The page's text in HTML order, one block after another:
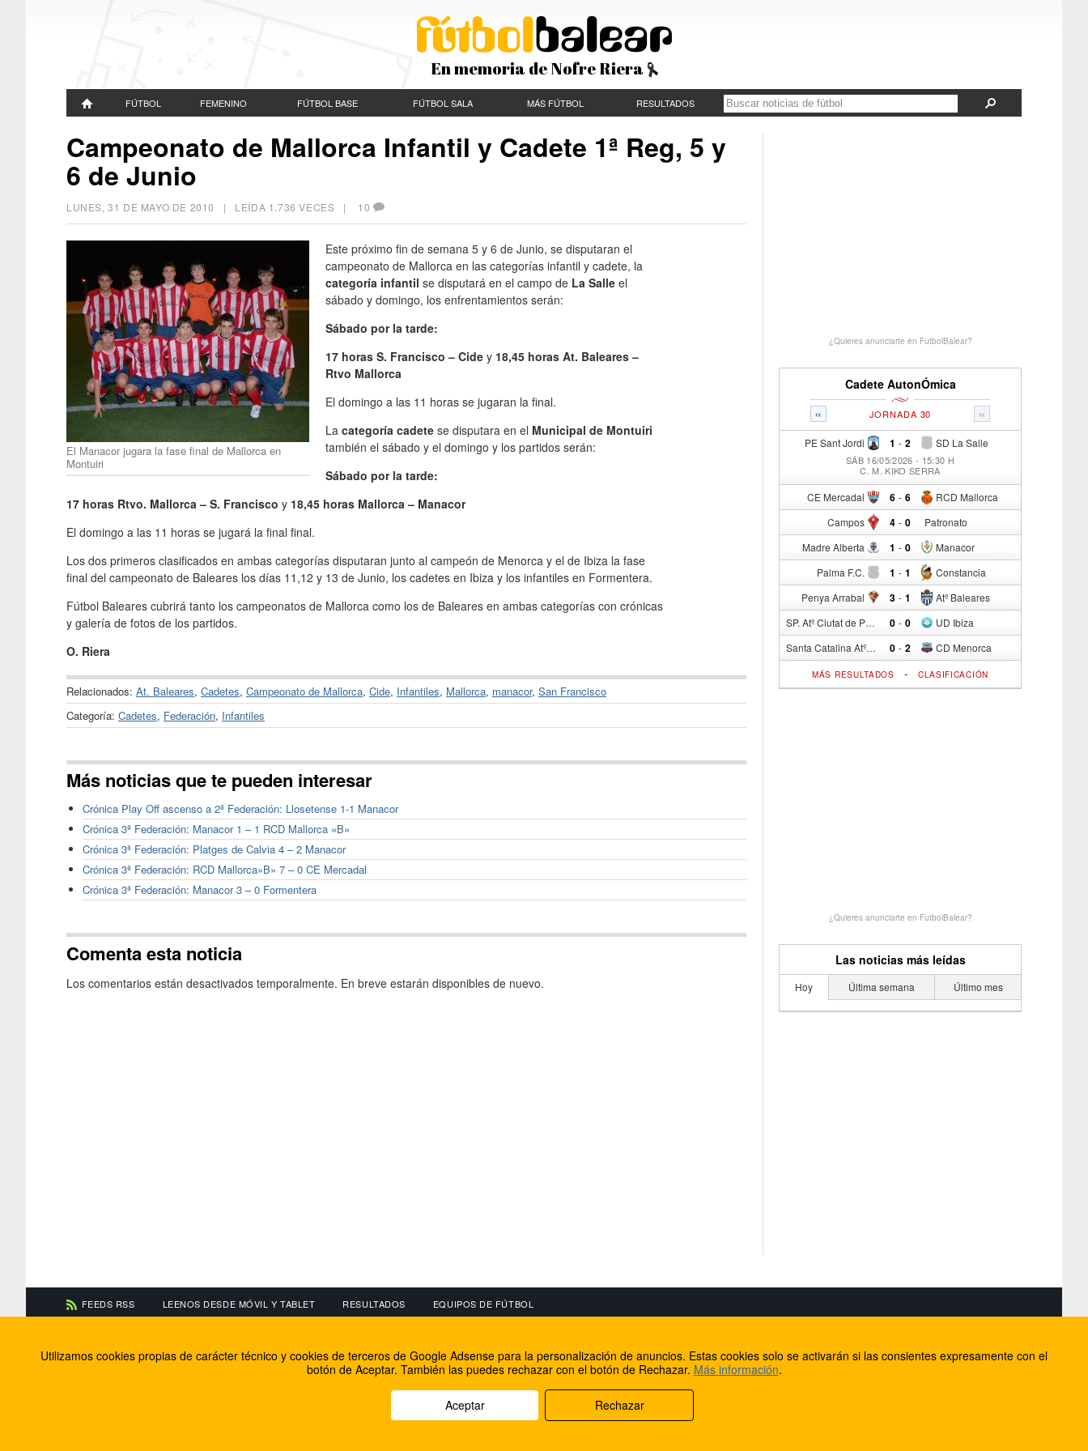
En memoria de Nofre Riera
FÚTBOL FEMENINO FÚTBOL BASE FÚTBOL SALA MÁS FÚTBOL RESULTADOS
Campeonato de Mallorca Infantil y Cadete 1ª Reg, 5 y
6 de Junio
LUNES, 31 DE MAYO DE 2010 | LEÍDA 1.736 VECES | 10
El Manacor jugara la fase final de Mallorca en
Montuiri
Este próximo fin de semana 5 y 6 de Junio, se disputaran el
campeonato de Mallorca en las categorías infantil y cadete, la
categoría infantil se disputará en el campo de La Salle el
sábado y domingo, los enfrentamientos serán:
Sábado por la tarde:
17 horas S. Francisco – Cide y 18,45 horas At. Baleares –
Rtvo Mallorca
El domingo a las 11 horas se jugaran la final.
La categoría cadete se disputara en el Municipal de Montuiri
también el sábado y el domingo y los partidos serán:
Sábado por la tarde:
17 horas Rtvo. Mallorca – S. Francisco y 18,45 horas Mallorca – Manacor
El domingo a las 11 horas se jugará la final final.
Los dos primeros clasificados en ambas categorías disputaran junto al campeón de Menorca y el de Ibiza la fase
final del campeonato de Baleares los días 11,12 y 13 de Junio, los cadetes en Ibiza y los infantiles en Formentera.
Fútbol Baleares cubrirá tanto los campeonatos de Mallorca como los de Baleares en ambas categorías con crónicas
y galería de fotos de los partidos.
O. Riera
Relacionados: At. Baleares, Cadetes, Campeonato de Mallorca, Cide, Infantiles, Mallorca, manacor, San Francisco
Categoría: Cadetes, Federación, Infantiles
Más noticias que te pueden interesar
Crónica Play Off ascenso a 2ª Federación: Llosetense 1-1 Manacor
Crónica 3ª Federación: Manacor 1 – 1 RCD Mallorca «B»
Crónica 3ª Federación: Platges de Calvia 4 – 2 Manacor
Crónica 3ª Federación: RCD Mallorca»B» 7 – 0 CE Mercadal
Crónica 3ª Federación: Manacor 3 – 0 Formentera
Comenta esta noticia
Los comentarios están desactivados temporalmente. En breve estarán disponibles de nuevo.
¿Quieres anunciarte en FutbolBalear?
Cadete AutonÓmica
« »
JORNADA 30
PE Sant Jordi 1 - SD La Salle
2
SÁB 16/05/2026 - 15:30 H
C. M. KIKO SERRA
CE Mercadal 6 - RCD Mallorca
6
Campos 4 - Patronato
0
Madre Alberta 1 - Manacor
0
Palma F.C. 1 - Constancia
1
Penya Arrabal 3 - Atº Baleares
1
SP. Atº Ciutat de Palma 0 - UD Ibiza
0
Santa Catalina Atº 0 - CD Menorca
2
MÁS RESULTADOS - CLASIFICACIÓN
¿Quieres anunciarte en FutbolBalear?
Las noticias más leídas
Hoy Última semana Último mes
FEEDS RSS LEENOS DESDE MÓVIL Y TABLET RESULTADOS EQUIPOS DE FÚTBOL
Información de contacto
El equipo de FútbolBalear
Soluciones Corporativas IP
Facebook
Twitter
Internet Rural Mallorca
Registro de dominios
Utilizamos cookies propias de carácter técnico y cookies de terceros de Google Adsense para la personalización de anuncios. Estas cookies solo se activarán si las consientes expresamente con el
botón de Aceptar. También las puedes rechazar con el botón de Rechazar. Más información.
Aceptar Rechazar